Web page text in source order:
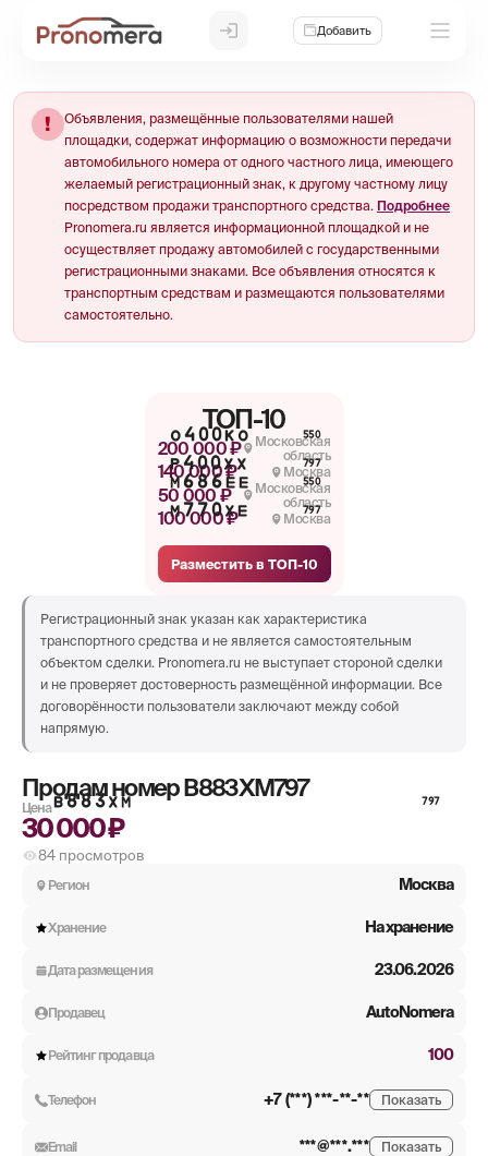
Добавить
!
Объявления, размещённые пользователями нашей
площадки, содержат информацию о возможности передачи
автомобильного номера от одного частного лица, имеющего
желаемый регистрационный знак, к другому частному лицу
посредством продажи транспортного средства. Подробнее
Pronomera.ru является информационной площадкой и не
осуществляет продажу автомобилей с государственными
регистрационными знаками. Все объявления относятся к
транспортным средствам и размещаются пользователями
самостоятельно.
Регистрационный знак указан как характеристика
транспортного средства и не является самостоятельным
объектом сделки. Pronomera.ru не выступает стороной сделки
и не проверяет достоверность размещённой информации. Все
договорённости пользователи заключают между собой
напрямую.
Продам номерВ883ХМ797
В883ХМ 797
Цена
30 000 ₽
84 просмотров
Регион Москва
Хранение На хранение
Дата размещения 23.06.2026
Продавец AutoNomera
Рейтинг продавца 100
Телефон +7 (***) ***-**-** Показать
Email ***@***.*** Показать
ТОП-10
О400КО 550
200 000 ₽
Московская
область
Р400ХХ 797
140 000 ₽ Москва
М686ЕЕ 550
50 000 ₽
Московская
область
М770ХЕ 797
100 000 ₽ Москва
Разместить в ТОП-10